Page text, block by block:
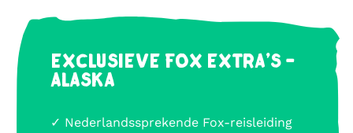
EXCLUSIEVE FOX EXTRA'S -
ALASKA
✓ Nederlandssprekende Fox-reisleiding